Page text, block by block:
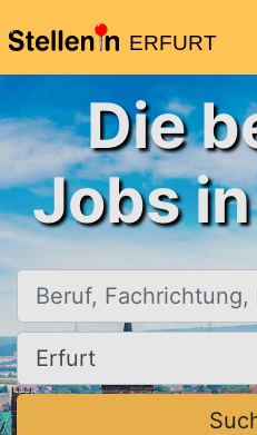
ERFURT
Die
Jobs
Beruf, Fachrichtung, Firma
Ort, Stadt